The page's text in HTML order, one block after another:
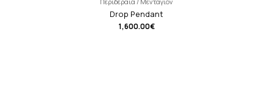
Drop Pendant
1,600.00€